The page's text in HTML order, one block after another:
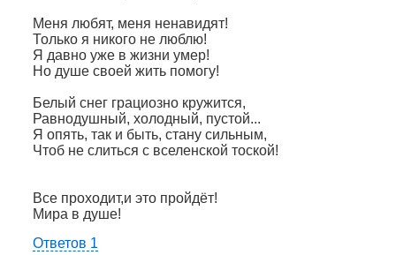
Меня любят, меня ненавидят!
Только я никого не люблю!
Я давно уже в жизни умер!
Но душе своей жить помогу!
Белый снег грациозно кружится,
Равнодушный, холодный, пустой...
Я опять, так и быть, стану сильным,
Чтоб не слиться с вселенской тоской!
Все проходит,и это пройдёт!
Мира в душе!
Ответов 1